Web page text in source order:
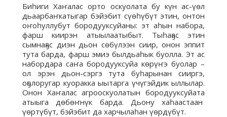
Биһиги Хаҥалас орто оскуолата бу күн ас-үөл
дьаарбаҥкатыгар бэйэбит сүөһүбүт этин, онтон
оҥоһуллубут бородууксуйаны: эт аһын набора,
фарш киирэн атыылаатыбыт. Тыһаҕас этин
сымнаҕас диэн дьон сөбүлээн сиир, онон эппит
тута барда, фарш эмиэ былдьаһык буолла. Эт ас
набордара саҥа бородууксуйа көрүҥэ буолар –
ол эрэн дьон-сэргэ тута буһарынан сииргэ,
оҕолоругар куоракка ыытарга үчүгэйдик ыллылар.
Онон Хаҥалас агрооскуолатын бородууксуйата
атыыга дөбөҥнүк барда. Дьону хаһаастаан
үөртүбүт, бэйэбит да харчылаһан үөрдүбүт.